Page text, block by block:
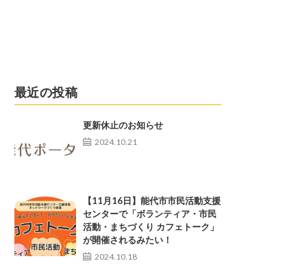
最近の投稿
更新休止のお知らせ
2024.10.21
【11月16日】能代市市民活動支援
センターで「ボランティア・市民
活動・まちづくり カフェトーク」
が開催されるみたい！
2024.10.18